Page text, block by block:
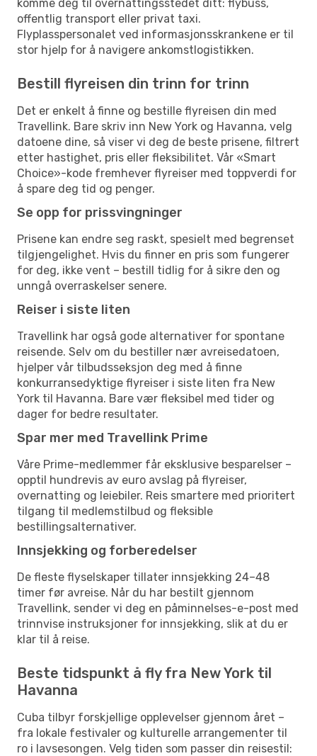
komme deg til overnattingsstedet ditt: flybuss,
offentlig transport eller privat taxi.
Flyplasspersonalet ved informasjonsskrankene er til
stor hjelp for å navigere ankomstlogistikken.
Bestill flyreisen din trinn for trinn
Det er enkelt å finne og bestille flyreisen din med
Travellink. Bare skriv inn New York og Havanna, velg
datoene dine, så viser vi deg de beste prisene, filtrert
etter hastighet, pris eller fleksibilitet. Vår «Smart
Choice»-kode fremhever flyreiser med toppverdi for
å spare deg tid og penger.
Se opp for prissvingninger
Prisene kan endre seg raskt, spesielt med begrenset
tilgjengelighet. Hvis du finner en pris som fungerer
for deg, ikke vent – bestill tidlig for å sikre den og
unngå overraskelser senere.
Reiser i siste liten
Travellink har også gode alternativer for spontane
reisende. Selv om du bestiller nær avreisedatoen,
hjelper vår tilbudsseksjon deg med å finne
konkurransedyktige flyreiser i siste liten fra New
York til Havanna. Bare vær fleksibel med tider og
dager for bedre resultater.
Spar mer med Travellink Prime
Våre Prime-medlemmer får eksklusive besparelser –
opptil hundrevis av euro avslag på flyreiser,
overnatting og leiebiler. Reis smartere med prioritert
tilgang til medlemstilbud og fleksible
bestillingsalternativer.
Innsjekking og forberedelser
De fleste flyselskaper tillater innsjekking 24–48
timer før avreise. Når du har bestilt gjennom
Travellink, sender vi deg en påminnelses-e-post med
trinnvise instruksjoner for innsjekking, slik at du er
klar til å reise.
Beste tidspunkt å fly fra New York til
Havanna
Cuba tilbyr forskjellige opplevelser gjennom året –
fra lokale festivaler og kulturelle arrangementer til
ro i lavsesongen. Velg tiden som passer din reisestil: